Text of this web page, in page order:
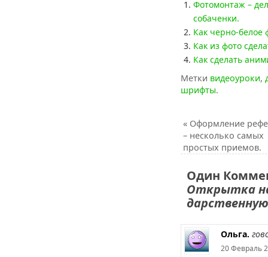
Фотомонтаж –
собаченки.
Как черно-белое
Как из фото
Как сделать
Метки видеоуроки,
шрифты.
«Оформление
– несколько самых
простых приемов.
Один
Открытка
Ольга.
20 Февраль